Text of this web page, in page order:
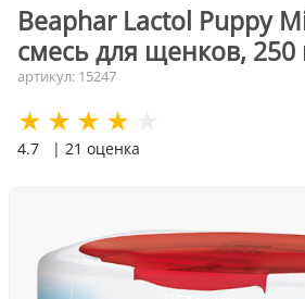
Beaphar Lactol Puppy
смесь для щенков, 250
артикул: 15247
4.7 | 21 оценка